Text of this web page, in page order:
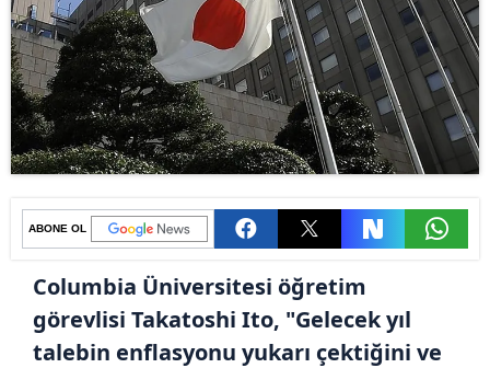
ABONE OL
Columbia Üniversitesi öğretim
görevlisi Takatoshi Ito, "Gelecek yıl
talebin enflasyonu yukarı çektiğini ve